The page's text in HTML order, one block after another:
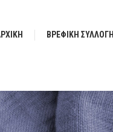
ΒΡΕΦΙΚΗ ΣΥΛΛΟΓΗ